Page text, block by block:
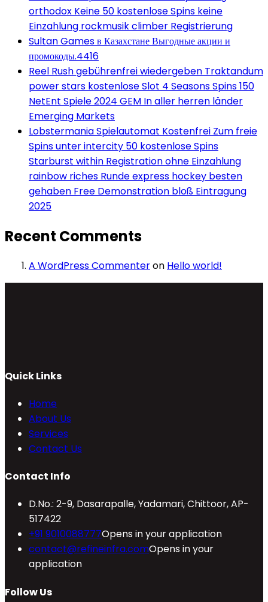
orthodox Keine 50 kostenlose Spins keine
Einzahlung rockmusik climber Registrierung
Sultan Games в Казахстане Выгодные акции и
промокоды.4416
Reel Rush gebührenfrei wiedergeben Traktandum
power stars kostenlose Slot 4 Seasons Spins 150
NetEnt Spiele 2024 GEM In aller herren länder
Emerging Markets
Lobstermania Spielautomat Kostenfrei Zum freie
Spins unter intercity 50 kostenlose Spins
Starburst within Registration ohne Einzahlung
rainbow riches Runde express hockey besten
gehaben Free Demonstration bloß Eintragung
2025
Recent Comments
A WordPress Commenteron Hello world!
Quick Links
Home
About Us
Services
Contact Us
Contact Info
D.No.: 2-9, Dasarapalle, Yadamari, Chittoor, AP-
517422
+91 9010088777Opens in your application
contact@refineinfra.comOpens in your
application
Follow Us